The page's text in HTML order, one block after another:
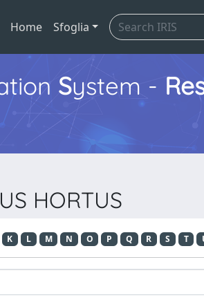
Home Sfoglia
System -
HORTUS
K L M N O P Q R S T